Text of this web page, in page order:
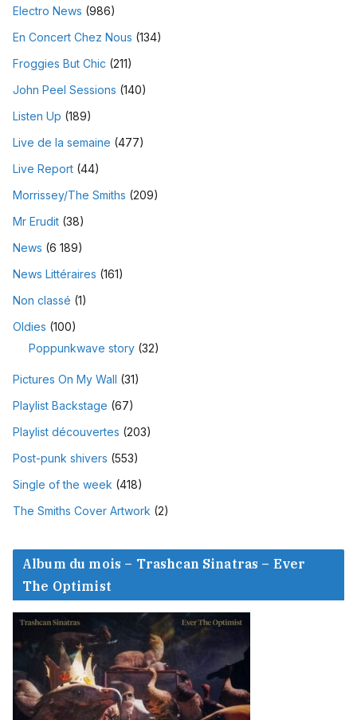
Electro News (986)
En Concert Chez Nous (134)
Froggies But Chic (211)
John Peel Sessions (140)
Listen Up (189)
Live de la semaine (477)
Live Report (44)
Morrissey/The Smiths (209)
Mr Erudit (38)
News (6 189)
News Littéraires (161)
Non classé (1)
Oldies (100)
Poppunkwave story (32)
Pictures On My Wall (31)
Playlist Backstage (67)
Playlist découvertes (203)
Post-punk shivers (553)
Single of the week (418)
The Smiths Cover Artwork (2)
Album du mois – Trashcan Sinatras – Ever
The Optimist